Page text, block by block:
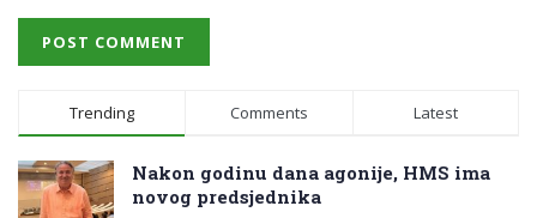
Trending Comments Latest
Nakon godinu dana agonije, HMS ima
novog predsjednika